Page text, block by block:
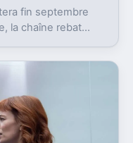
fin septembre
la chaîne rebat